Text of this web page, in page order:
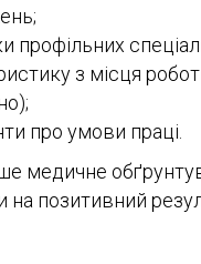
профільних
з місця
про умови праці.
медичне
на позитивний